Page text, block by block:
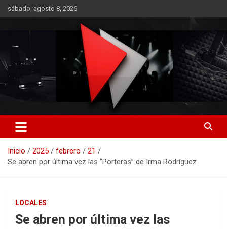
Saltar
al
sábado, agosto 8, 2026
RO CONTENIDOS
Inicio 2025 febrero
21
Se abren por última vez las “Porteras” de Irma Rodríguez
LOCALES
Se abren por última vez las